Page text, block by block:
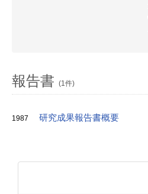
報告書 (1件)
1987 研究成果報告書概要